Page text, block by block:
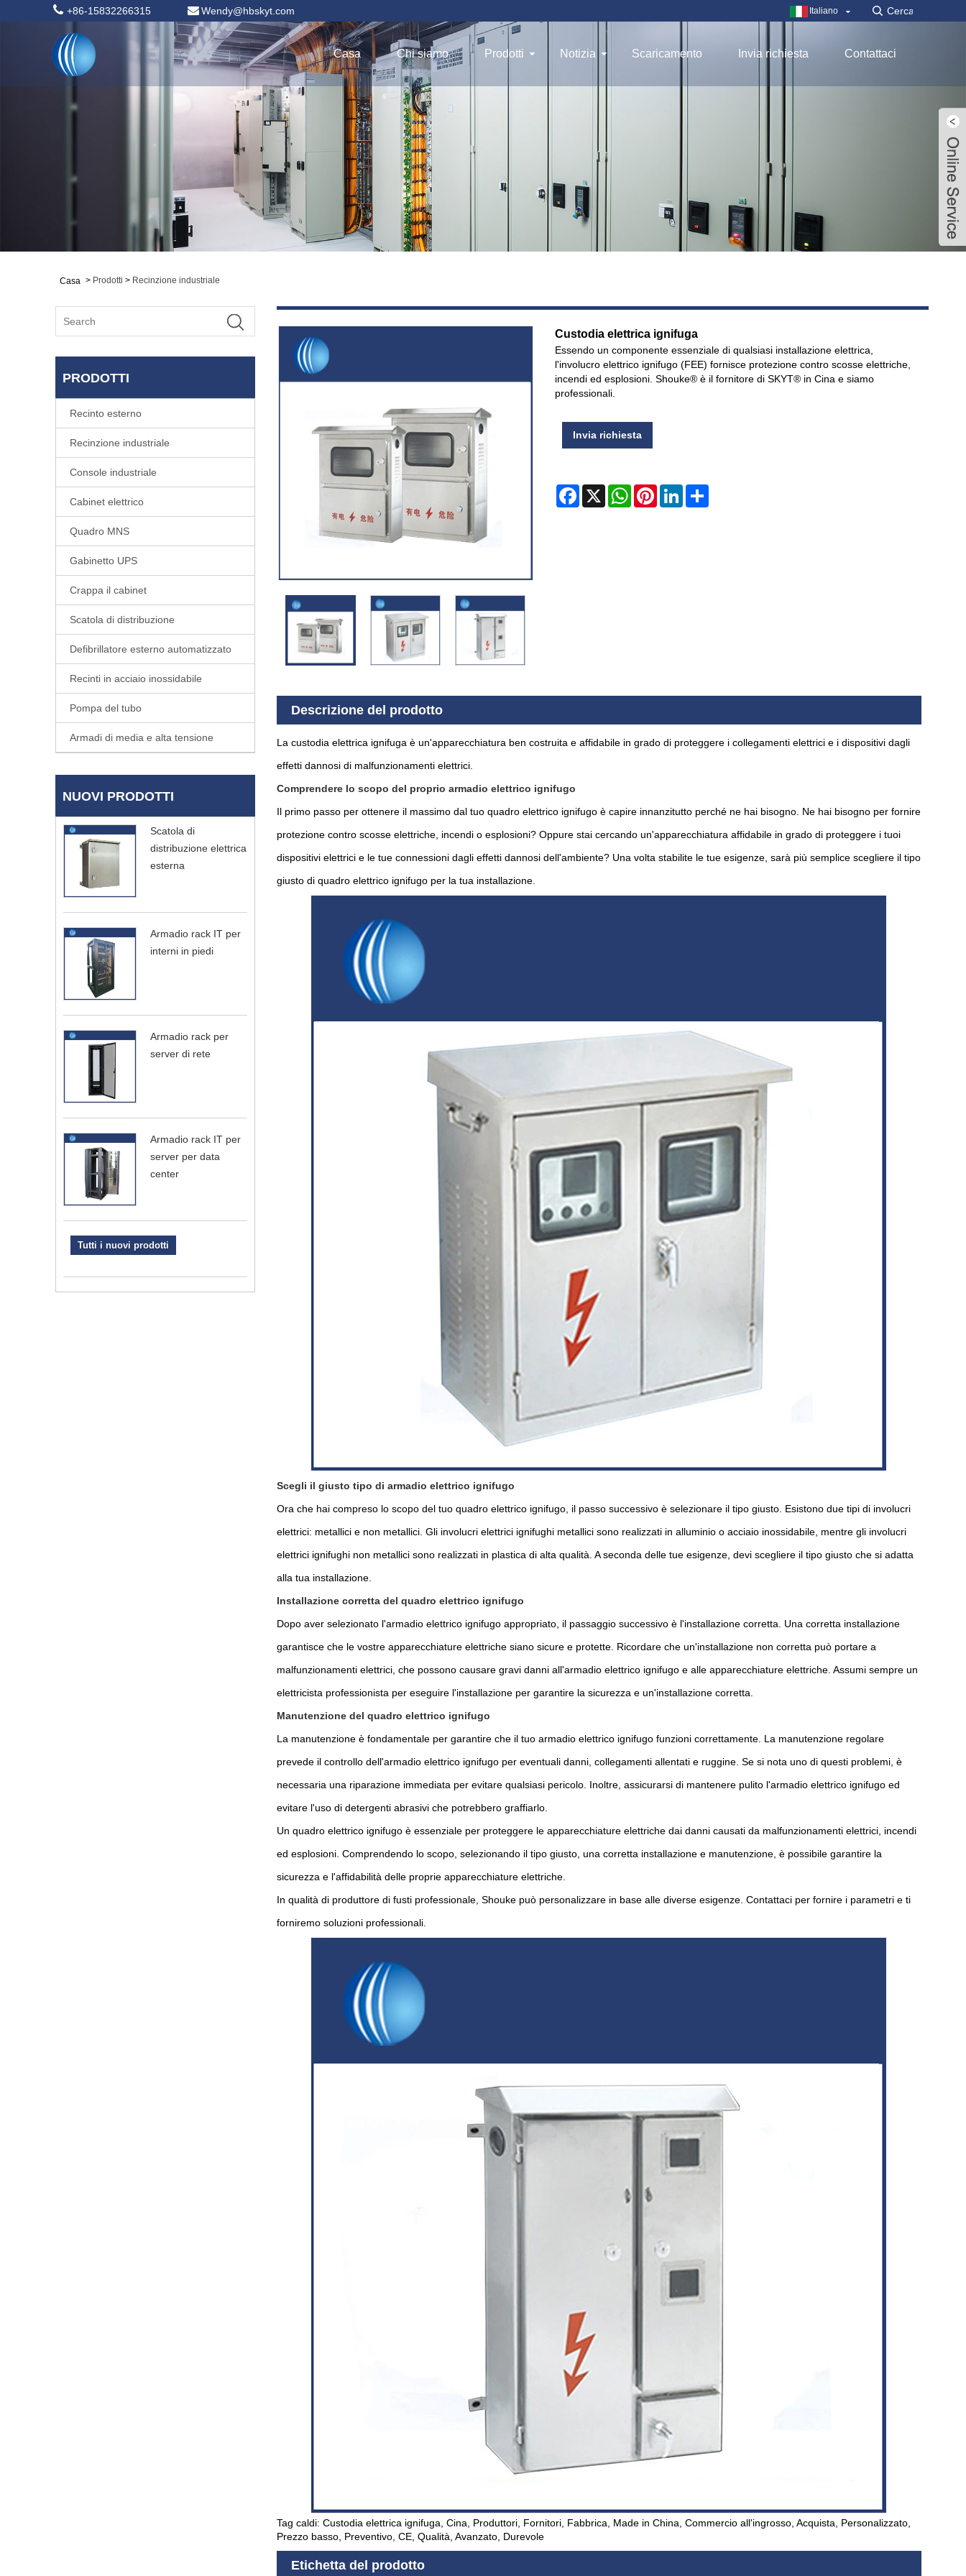
+86-15832266315 Wendy@hbskyt.com Italiano
Casa Chi siamo Prodotti Notizia Scaricamento Invia richiesta Contattaci
Casa > Prodotti > Recinzione industriale
PRODOTTI
Recinto esterno
Recinzione industriale
Console industriale
Cabinet elettrico
Quadro MNS
Gabinetto UPS
Crappa il cabinet
Scatola di distribuzione
Defibrillatore esterno automatizzato
Recinti in acciaio inossidabile
Pompa del tubo
Armadi di media e alta tensione
NUOVI PRODOTTI
Scatola di
distribuzione elettrica
esterna
Armadio rack IT per
interni in piedi
Armadio rack per
server di rete
Armadio rack IT per
server per data
center
Tutti i nuovi prodotti
Custodia elettrica ignifuga
Essendo un componente essenziale di qualsiasi installazione elettrica,
l'involucro elettrico ignifugo (FEE) fornisce protezione contro scosse elettriche,
incendi ed esplosioni. Shouke® è il fornitore di SKYT® in Cina e siamo
professionali.
Invia richiesta
Facebook
X WhatsAppPinterestLinkedIn
Descrizione del prodotto
La custodia elettrica ignifuga è un'apparecchiatura ben costruita e affidabile in grado di proteggere i collegamenti elettrici e i dispositivi dagli
effetti dannosi di malfunzionamenti elettrici.
Comprendere lo scopo del proprio armadio elettrico ignifugo
Il primo passo per ottenere il massimo dal tuo quadro elettrico ignifugo è capire innanzitutto perché ne hai bisogno. Ne hai bisogno per fornire
protezione contro scosse elettriche, incendi o esplosioni? Oppure stai cercando un'apparecchiatura affidabile in grado di proteggere i tuoi
dispositivi elettrici e le tue connessioni dagli effetti dannosi dell'ambiente? Una volta stabilite le tue esigenze, sarà più semplice scegliere il tipo
giusto di quadro elettrico ignifugo per la tua installazione.
Scegli il giusto tipo di armadio elettrico ignifugo
Ora che hai compreso lo scopo del tuo quadro elettrico ignifugo, il passo successivo è selezionare il tipo giusto. Esistono due tipi di involucri
elettrici: metallici e non metallici. Gli involucri elettrici ignifughi metallici sono realizzati in alluminio o acciaio inossidabile, mentre gli involucri
elettrici ignifughi non metallici sono realizzati in plastica di alta qualità. A seconda delle tue esigenze, devi scegliere il tipo giusto che si adatta
alla tua installazione.
Installazione corretta del quadro elettrico ignifugo
Dopo aver selezionato l'armadio elettrico ignifugo appropriato, il passaggio successivo è l'installazione corretta. Una corretta installazione
garantisce che le vostre apparecchiature elettriche siano sicure e protette. Ricordare che un'installazione non corretta può portare a
malfunzionamenti elettrici, che possono causare gravi danni all'armadio elettrico ignifugo e alle apparecchiature elettriche. Assumi sempre un
elettricista professionista per eseguire l'installazione per garantire la sicurezza e un'installazione corretta.
Manutenzione del quadro elettrico ignifugo
La manutenzione è fondamentale per garantire che il tuo armadio elettrico ignifugo funzioni correttamente. La manutenzione regolare
prevede il controllo dell'armadio elettrico ignifugo per eventuali danni, collegamenti allentati e ruggine. Se si nota uno di questi problemi, è
necessaria una riparazione immediata per evitare qualsiasi pericolo. Inoltre, assicurarsi di mantenere pulito l'armadio elettrico ignifugo ed
evitare l'uso di detergenti abrasivi che potrebbero graffiarlo.
Un quadro elettrico ignifugo è essenziale per proteggere le apparecchiature elettriche dai danni causati da malfunzionamenti elettrici, incendi
ed esplosioni. Comprendendo lo scopo, selezionando il tipo giusto, una corretta installazione e manutenzione, è possibile garantire la
sicurezza e l'affidabilità delle proprie apparecchiature elettriche.
In qualità di produttore di fusti professionale, Shouke può personalizzare in base alle diverse esigenze. Contattaci per fornire i parametri e ti
forniremo soluzioni professionali.
Tag caldi: Custodia elettrica ignifuga, Cina, Produttori, Fornitori, Fabbrica, Made in China, Commercio all'ingrosso, Acquista, Personalizzato,
Prezzo basso, Preventivo, CE, Qualità, Avanzato, Durevole
Etichetta del prodotto